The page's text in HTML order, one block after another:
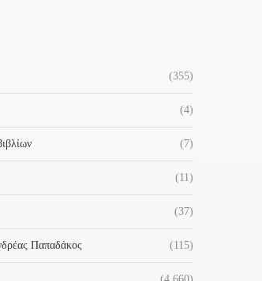
(355)
(4)
(7)
(11)
(37)
Παπαδάκος (115)